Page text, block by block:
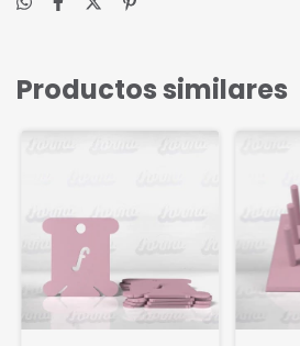
Productos similares